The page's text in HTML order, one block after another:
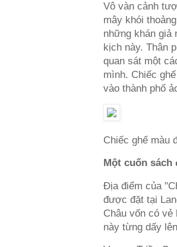
Vô vàn cảnh
mây khói
những khán giả
kịch này. Thân
quan sát một
mình. Chiếc
vào thành phố
Chiếc ghế màu
Một cuốn
Địa điểm của
được đặt tại
Châu vốn có vẻ
này từng dấy